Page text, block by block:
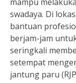
swadaya. Di
bantuan
berjam-jam
seringkali
setempat
jantung paru